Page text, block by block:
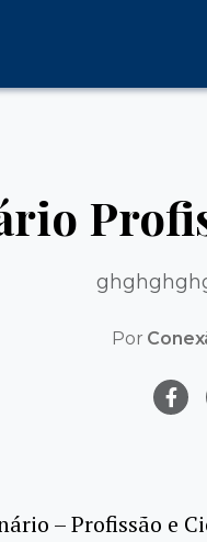
Por
– Profissão e